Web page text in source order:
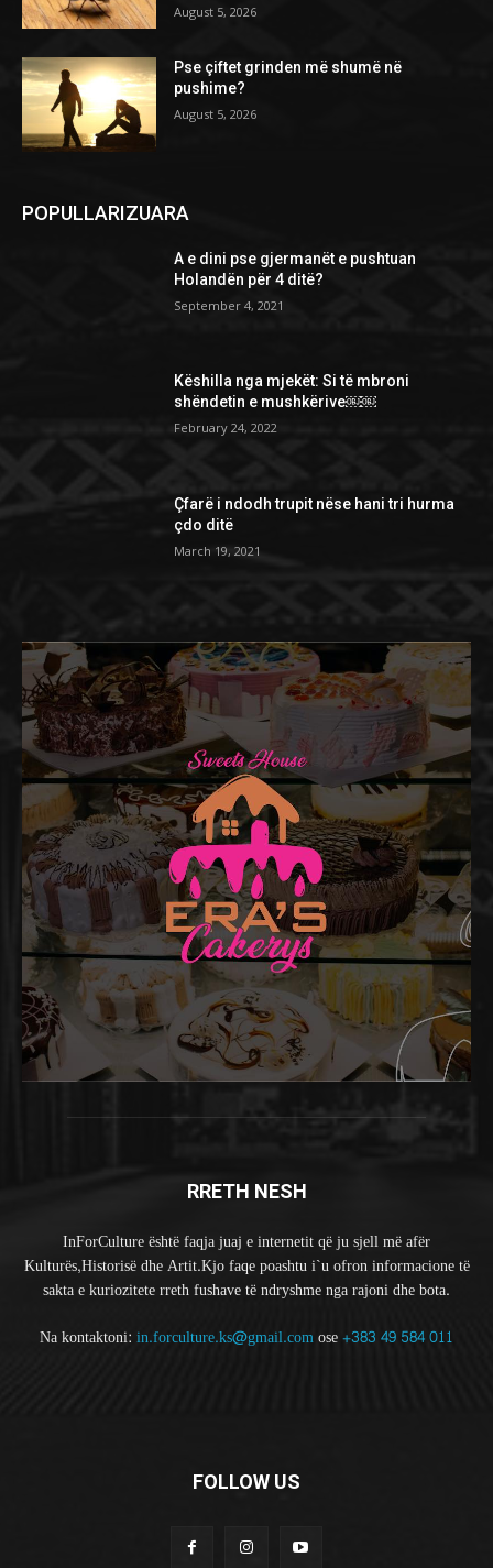
August 5, 2026
Pse çiftet grinden më shumë në
pushime?
August 5, 2026
POPULLARIZUARA
A e dini pse gjermanët e pushtuan
Holandën për 4 ditë?
September 4, 2021
Këshilla nga mjekët: Si të mbroni
shëndetin e mushkërive￼￼
February 24, 2022
Çfarë i ndodh trupit nëse hani tri hurma
çdo ditë
March 19, 2021
RRETH NESH
InForCulture është faqja juaj e internetit që ju sjell më afër
Kulturës,Historisë dhe Artit.Kjo faqe poashtu i`u ofron informacione të
sakta e kuriozitete rreth fushave të ndryshme nga rajoni dhe bota.
Na kontaktoni: in.forculture.ks@gmail.comose+383 49 584 011
FOLLOW US